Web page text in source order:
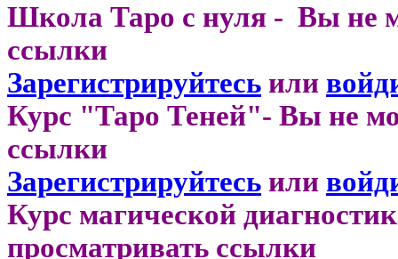
Школа Таро с нуля - Вы не
ссылки
Зарегистрируйтесь или
Курс "Таро Теней"- Вы не
ссылки
Зарегистрируйтесь или
Курс магической
просматривать ссылки